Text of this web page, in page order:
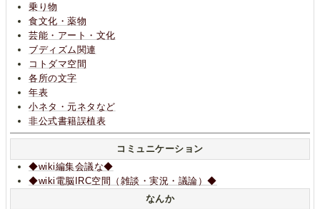
乗り物
食文化・薬物
芸能・アート・文化
ブディズム関連
コトダマ空間
各所の文字
年表
小ネタ・元ネタなど
非公式書籍誤植表
コミュニケーション
◆wiki編集会議な◆
◆wiki電脳IRC空間（雑談・実況・議論）◆
なんか